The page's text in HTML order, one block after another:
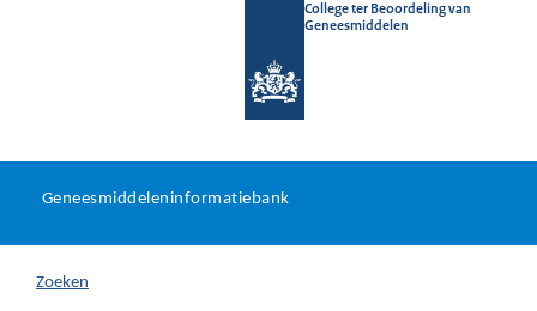
College ter Beoordeling van
Geneesmiddelen
U
hier:
Geneesmiddeleninformatiebank
Zoeken